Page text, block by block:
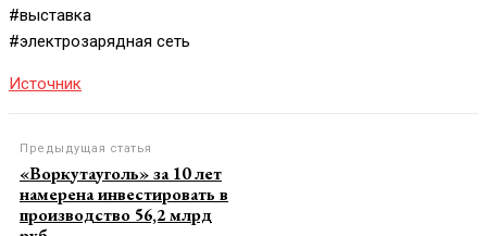
#выставка
#электрозарядная сеть
Источник
Предыдущая статья
«Воркутауголь» за 10 лет
намерена инвестировать в
производство 56,2 млрд